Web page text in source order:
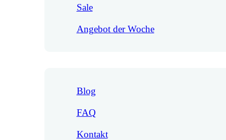
Sale
Angebot der Woche
Blog
FAQ
Kontakt